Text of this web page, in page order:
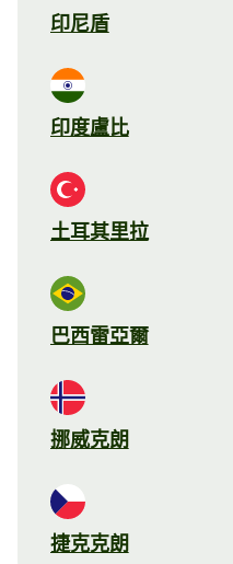
印尼盾
印度盧比
土耳其里拉
巴西雷亞爾
挪威克朗
捷克克朗